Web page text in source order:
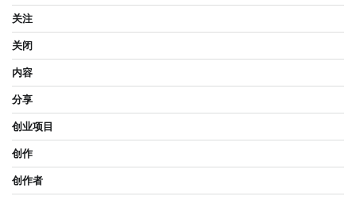
关注
关闭
内容
分享
创业项目
创作
创作者